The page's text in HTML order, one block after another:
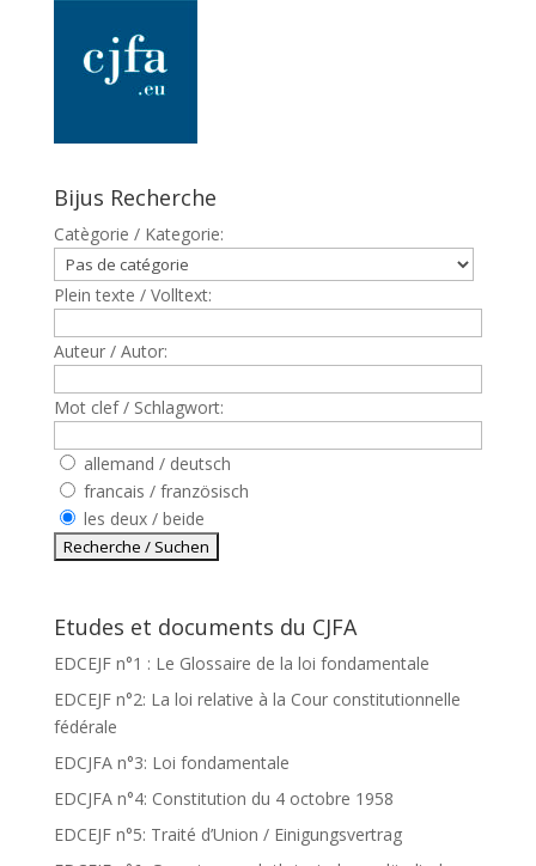
Bijus Recherche
Catègorie / Kategorie:
Plein texte / Volltext:
Auteur / Autor:
Mot clef / Schlagwort:
allemand / deutsch
francais / französisch
les deux / beide
Etudes et documents du CJFA
EDCEJF n°1 : Le Glossaire de la loi fondamentale
EDCEJF n°2: La loi relative à la Cour constitutionnelle
fédérale
EDCJFA n°3: Loi fondamentale
EDCJFA n°4: Constitution du 4 octobre 1958
EDCEJF n°5: Traité d’Union / Einigungsvertrag